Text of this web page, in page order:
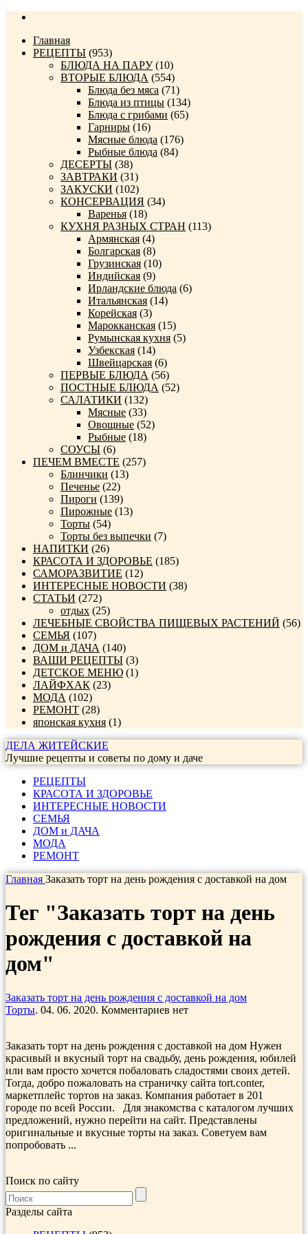
Главная
РЕЦЕПТЫ (953)
БЛЮДА НА ПАРУ(10)
ВТОРЫЕ БЛЮДА (554)
Блюда без мяса (71)
Блюда из птицы (134)
Блюда с грибами (65)
Гарниры (16)
Мясные блюда (176)
Рыбные блюда (84)
ДЕСЕРТЫ (38)
ЗАВТРАКИ (31)
ЗАКУСКИ (102)
КОНСЕРВАЦИЯ (34)
Варенья (18)
КУХНЯ РАЗНЫХ СТРАН (113)
Армянская (4)
Болгарская (8)
Грузинская (10)
Индийская (9)
Ирландские блюда (6)
Итальянская (14)
Корейская (3)
Марокканская (15)
Румынская кухня (5)
Узбекская (14)
Швейцарская (6)
ПЕРВЫЕ БЛЮДА (56)
ПОСТНЫЕ БЛЮДА (52)
САЛАТИКИ (132)
Мясные (33)
Овощные (52)
Рыбные (18)
СОУСЫ (6)
ПЕЧЕМ ВМЕСТЕ (257)
Блинчики (13)
Печенье (22)
Пироги (139)
Пирожные (13)
Торты (54)
Торты без выпечки (7)
НАПИТКИ (26)
КРАСОТА И ЗДОРОВЬЕ (185)
САМОРАЗВИТИЕ (12)
ИНТЕРЕСНЫЕ НОВОСТИ (38)
СТАТЬИ (272)
отдых (25)
ЛЕЧЕБНЫЕ СВОЙСТВА ПИЩЕВЫХ РАСТЕНИЙ (56)
СЕМЬЯ (107)
ДОМ и ДАЧА (140)
ВАШИ РЕЦЕПТЫ (3)
ДЕТСКОЕ МЕНЮ (1)
ЛАЙФХАК (23)
МОДА (102)
РЕМОНТ (28)
японская кухня (1)
ДЕЛА ЖИТЕЙСКИЕ
Лучшие рецепты и советы по дому и даче
РЕЦЕПТЫ
КРАСОТА И ЗДОРОВЬЕ
ИНТЕРЕСНЫЕ НОВОСТИ
СЕМЬЯ
ДОМ и ДАЧА
МОДА
РЕМОНТ
Главная Заказать торт на день рождения с доставкой на дом
Тег "Заказать торт на день
рождения с доставкой на
дом"
Заказать торт на день рождения с доставкой на дом
Торты. 04. 06. 2020. Комментариев нет
Заказать торт на день рождения с доставкой на дом Нужен
красивый и вкусный торт на свадьбу, день рождения, юбилей
или вам просто хочется побаловать сладостями своих детей.
Тогда, добро пожаловать на страничку сайта tort.conter,
маркетплейс тортов на заказ. Компания работает в 201
городе по всей России. Для знакомства с каталогом лучших
предложений, нужно перейти на сайт. Представлены
оригинальные и вкусные торты на заказ. Советуем вам
попробовать ...
Поиск по сайту
Разделы сайта